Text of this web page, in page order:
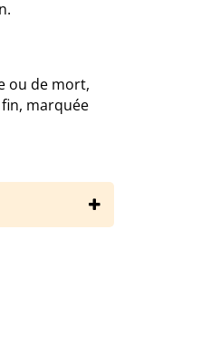
ou de mort,
marquée
je-sans-toi/resume